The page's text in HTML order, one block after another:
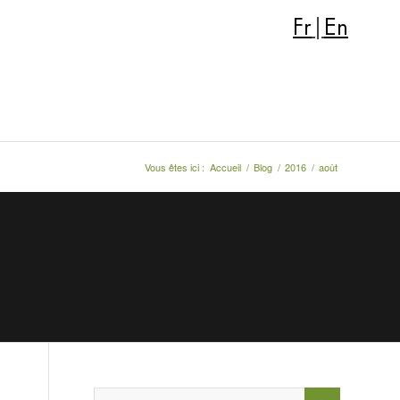
Fr En
Vous êtes ici : Accueil / Blog / 2016 / août